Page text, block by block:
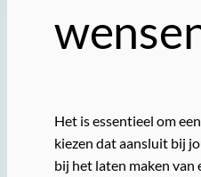
Het is essentieel om
kiezen dat aansluit bij
bij het laten maken van